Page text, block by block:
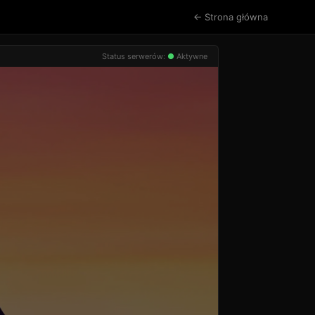
← Strona główna
Status serwerów: ● Aktywne